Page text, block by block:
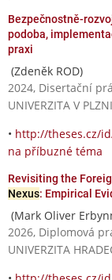
Bezpečnostně-
podoba,
praxi
(Zdeněk ROD)
2024, Disertační
UNIVERZITA V PLZNI
• http://theses.cz/
na příbuzné téma
Revisiting the
Nexus: Empirical
(Mark Oliver
2026, Diplomová
UNIVERZITA